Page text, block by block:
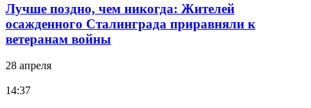
Лучше поздно, чем никогда: Жителей
осажденного Сталинграда приравняли к
ветеранам войны
28 апреля
14:37